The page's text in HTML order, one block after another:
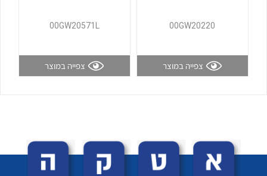
לכל מוצרי היצרן לכל מוצרי היצרן
00GW20220
צפייה במוצר
00GW20571L
צפייה במוצר